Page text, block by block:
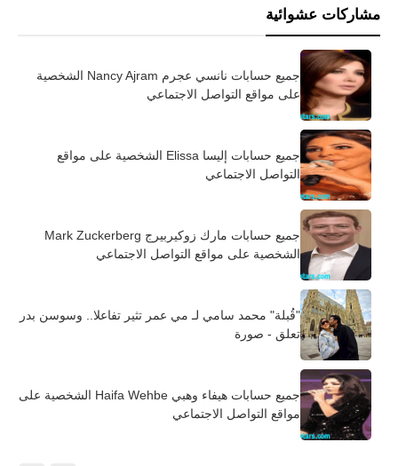
مشاركات عشوائية
جميع حسابات نانسي عجرم Nancy Ajram الشخصية
على مواقع التواصل الاجتماعي
جميع حسابات إليسا Elissa الشخصية على مواقع
التواصل الاجتماعي
جميع حسابات مارك زوكيربيرج Mark Zuckerberg
الشخصية على مواقع التواصل الاجتماعي
"قُبلة" محمد سامي لـ مي عمر تثير تفاعلا.. وسوسن بدر
تعلق - صورة
جميع حسابات هيفاء وهبي Haifa Wehbe الشخصية على
مواقع التواصل الاجتماعي